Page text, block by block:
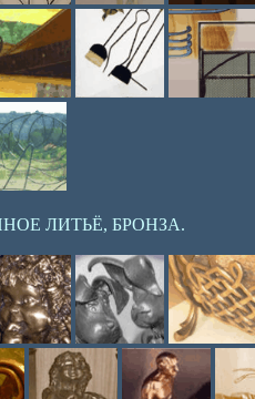
ЛИТЬЁ, БРОНЗА.